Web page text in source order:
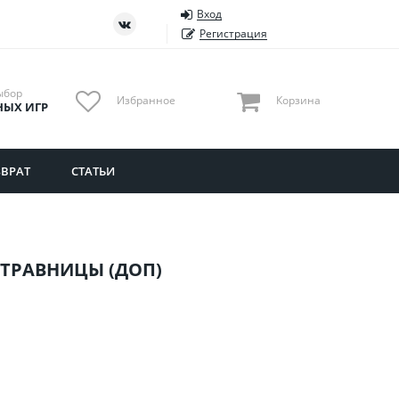
Тюменская область
Ульяновская область
Вход
Регистрация
ИГР Избранное Корзина
СТАТЬИ
(ДОП)